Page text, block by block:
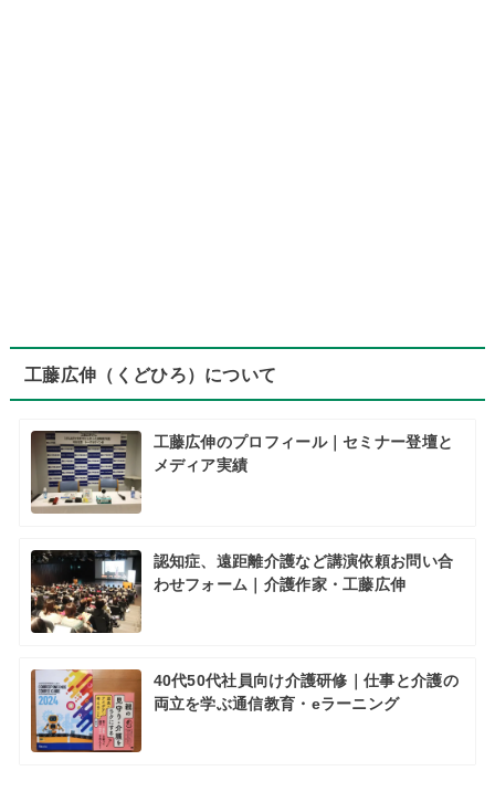
工藤広伸（くどひろ）について
工藤広伸のプロフィール｜セミナー登壇と
メディア実績
認知症、遠距離介護など講演依頼お問い合
わせフォーム｜介護作家・工藤広伸
40代50代社員向け介護研修｜仕事と介護の
両立を学ぶ通信教育・eラーニング